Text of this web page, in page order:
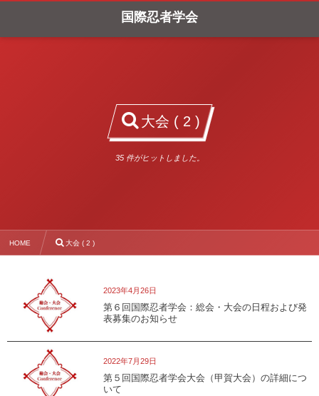
国際忍者学会
大会 ( 2 )
35 件がヒットしました。
HOME 大会 ( 2 )
総会・大会
2023年4月26日
第６回国際忍者学会：総会・大会の日程および発
表募集のお知らせ
総会・大会
2022年7月29日
第５回国際忍者学会大会（甲賀大会）の詳細につ
いて